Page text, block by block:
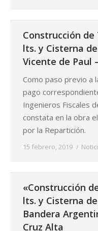
Construcción de
lts. y Cisterna
Vicente de Paul
Como paso previo a
pago
Ingenieros Fiscales
constata en la obra
por la Repartición.
15 febrero, 2019
«Construcción
lts. y Cisterna de
Bandera
Cruz Alta